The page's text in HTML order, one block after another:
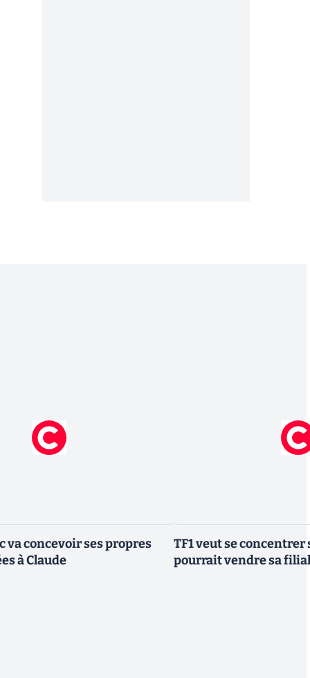
va concevoir ses propres
à Claude
TF1 veut se
pourrait vendre sa